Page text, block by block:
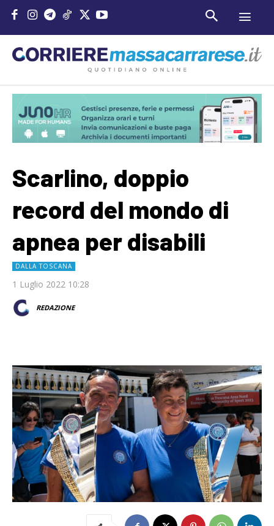
Scarlino, doppio
record del mondo di
apnea per disabili
DALLA TOSCANA
1 Luglio 2022 10:28
REDAZIONE